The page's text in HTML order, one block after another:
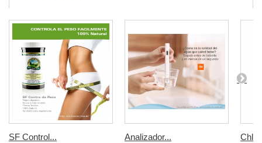
SF Control... Analizador...